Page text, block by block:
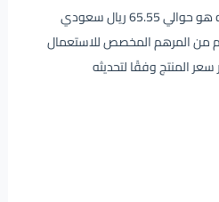
سعر depo herbal and natural هو حوالي 65.55 ريال سعودي
التي تحتوي على 50 جم من المرهم المخصص للاستعمال
سعر المنتج وفقًا لتحديثه